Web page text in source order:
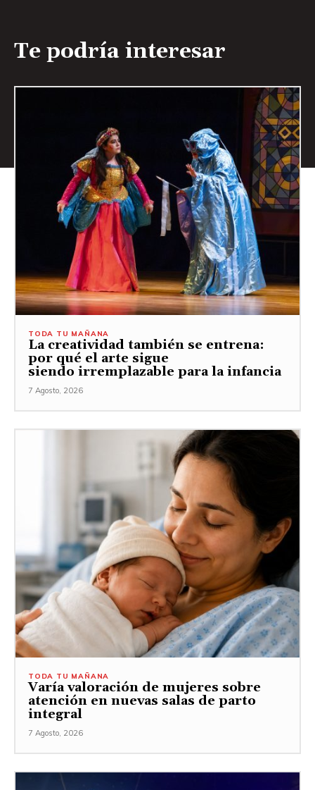
Te podría interesar
TODA TU MAÑANA
La creatividad también se entrena:
por qué el arte sigue
siendo irremplazable para la infancia
7 Agosto, 2026
TODA TU MAÑANA
Varía valoración de mujeres sobre
atención en nuevas salas de parto
integral
7 Agosto, 2026